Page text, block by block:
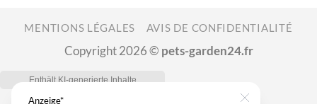
MENTIONS LÉGALES AVIS DE CONFIDENTIALITÉ
Copyright 2026 © pets-garden24.fr
Anzeige*